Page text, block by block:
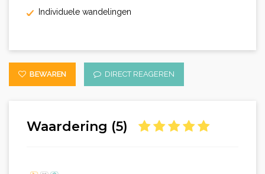
Individuele wandelingen
BEWAREN DIRECT REAGEREN
Waardering (5)